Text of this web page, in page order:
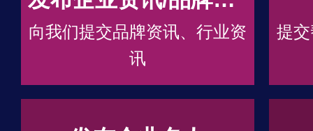
向我们提交品牌资讯、行业资
讯
提